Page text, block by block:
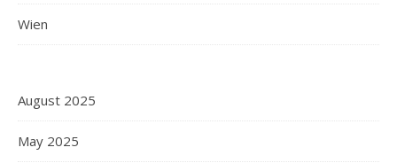
Wien
August 2025
May 2025